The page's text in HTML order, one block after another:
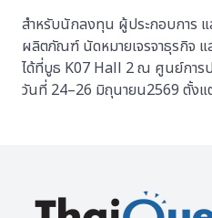
สำหรับนักลงทุน ผู้ประกอบการ แ
ผลิตภัณฑ์ นัดหมายเจรจาธุรกิจ
ได้ที่บูธ K07 Hall 2 ณ ศูนย์การป
วันที่ 24–26 มิถุนายน2569 ตั้งแ